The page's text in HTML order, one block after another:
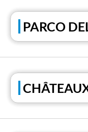
PARCO